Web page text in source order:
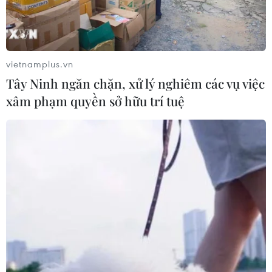
Bắt giữ nhóm đối tượng vận chuyển 300
bánh heroin tại tỉnh Phú Thọ
Lực lượng chức năng tỉnh Phú Thọ đã phát hiện, thu giữ
5 can nhựa màu xanh loại 30 lít được khoét dưới đáy
can, bên trong chứa tổng cộng 300 gói có chứa chất bột
màu trắng, được xác định là heroin.
vietnamplus.vn
Tây Ninh ngăn chặn, xử lý nghiêm các vụ việc
xâm phạm quyền sở hữu trí tuệ